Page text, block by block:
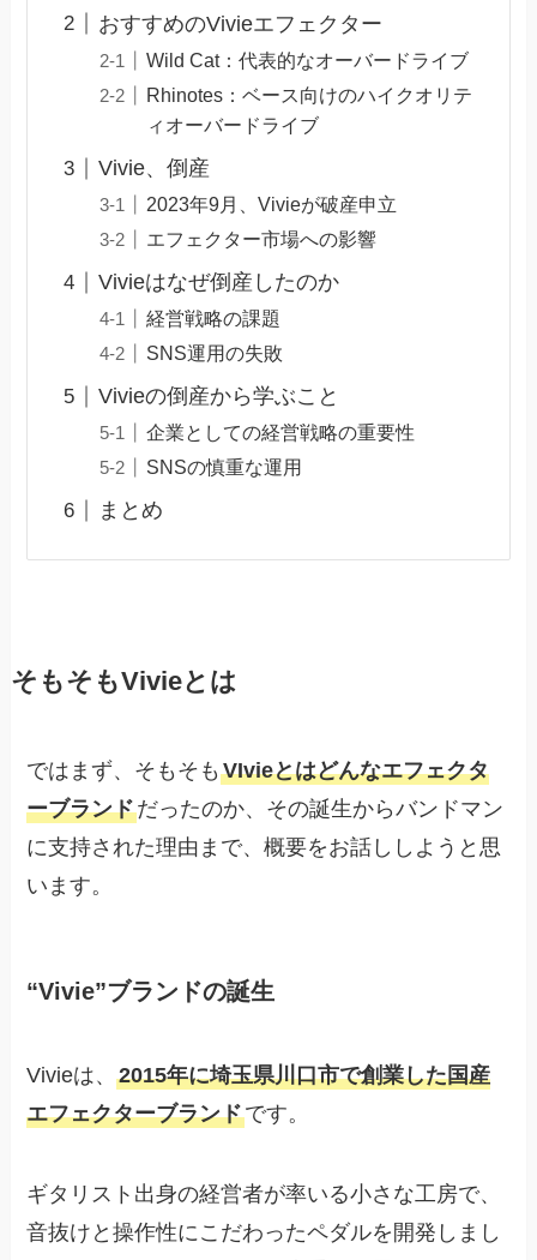
おすすめのVivieエフェクター
Wild Cat：代表的なオーバードライブ
Rhinotes：ベース向けのハイクオリテ
ィオーバードライブ
Vivie、倒産
2023年9月、Vivieが破産申立
エフェクター市場への影響
Vivieはなぜ倒産したのか
経営戦略の課題
SNS運用の失敗
Vivieの倒産から学ぶこと
企業としての経営戦略の重要性
SNSの慎重な運用
まとめ
そもそもVivieとは
ではまず、そもそもVIvieとはどんなエフェクタ
ーブランドだったのか、その誕生からバンドマン
に支持された理由まで、概要をお話ししようと思
います。
“Vivie”ブランドの誕生
Vivieは、2015年に埼玉県川口市で創業した国産
エフェクターブランドです。
ギタリスト出身の経営者が率いる小さな工房で、
音抜けと操作性にこだわったペダルを開発しまし